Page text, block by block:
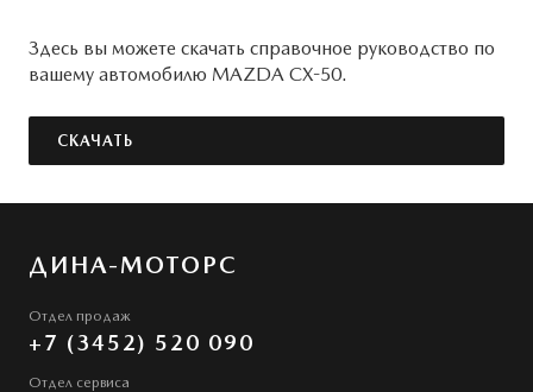
Здесь вы можете скачать справочное руководство по
вашему автомобилю MAZDA CX-50.
СКАЧАТЬ
ДИНА-МОТОРС
Отдел продаж
+7 (3452) 520 090
Отдел сервиса